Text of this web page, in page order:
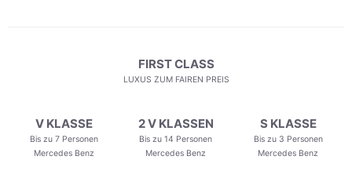
FIRST CLASS
LUXUS ZUM FAIREN PREIS
V KLASSE
Bis zu 7 Personen
Mercedes Benz
2 V KLASSEN
Bis zu 14 Personen
Mercedes Benz
S KLASSE
Bis zu 3 Personen
Mercedes Benz